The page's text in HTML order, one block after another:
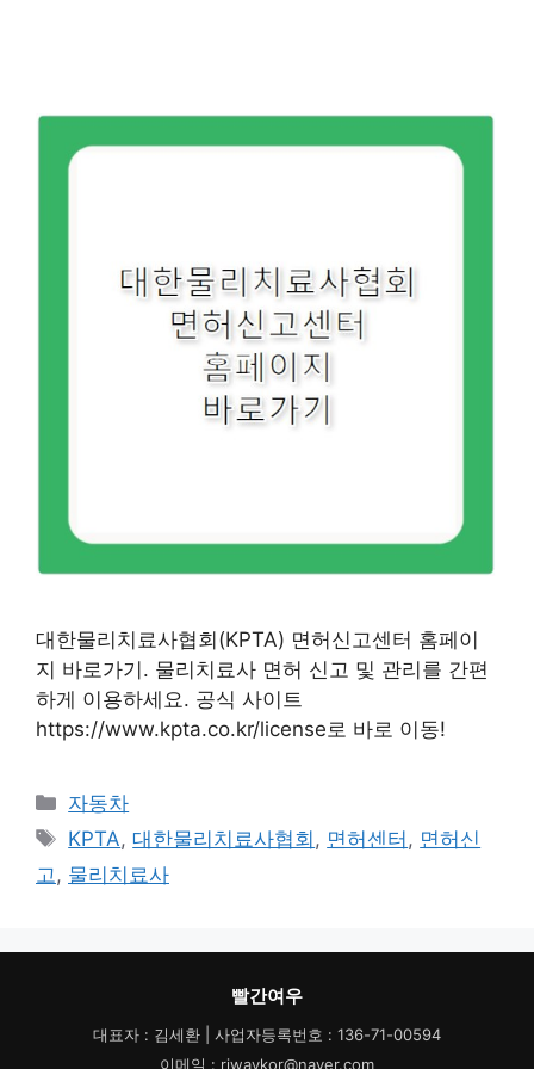
대한물리치료사협회(KPTA) 면허신고센터 홈페이
지 바로가기. 물리치료사 면허 신고 및 관리를 간편
하게 이용하세요. 공식 사이트
https://www.kpta.co.kr/license로 바로 이동!
카
테
리
자동차
태
그
KPTA,대한물리치료사협회 , 면허센터 , 면허신
고, 물리치료사
빨간여우
대표자 : 김세환 | 사업자등록번호 : 136-71-00594
이메일 : riwaykor@naver.com